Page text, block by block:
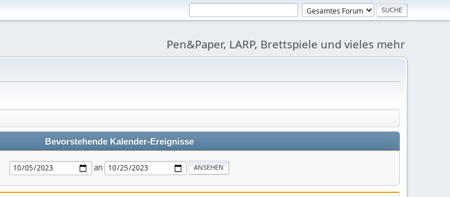
Pen&Paper, LARP, Brettspiele und vieles mehr
Bevorstehende Kalender-Ereignisse
an